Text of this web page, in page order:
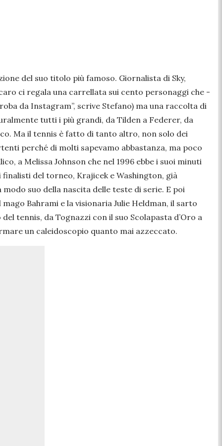
del suo titolo più famoso. Giornalista di Sky,
ci regala una carrellata sui cento personaggi che -
da Instagram”, scrive Stefano) ma una raccolta di
tutti i più grandi, da Tilden a Federer, da
Ma il tennis è fatto di tanto altro, non solo dei
perché di molti sapevamo abbastanza, ma poco
a Melissa Johnson che nel 1996 ebbe i suoi minuti
del torneo, Krajicek e Washington, già
suo della nascita delle teste di serie. E poi
Bahrami e la visionaria Julie Heldman, il sarto
tennis, da Tognazzi con il suo Scolapasta d’Oro a
un caleidoscopio quanto mai azzeccato.